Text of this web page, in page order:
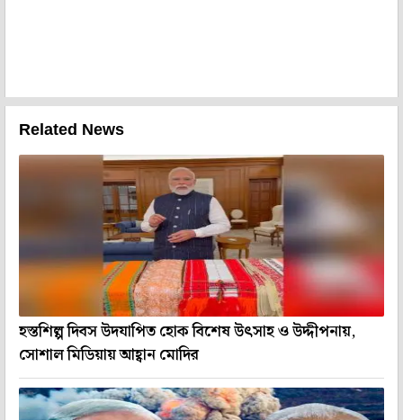
Related News
হস্তশিল্প দিবস উদযাপিত হোক বিশেষ উৎসাহ ও উদ্দীপনায়,
সোশাল মিডিয়ায় আহ্বান মোদির